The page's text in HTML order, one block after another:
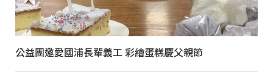
公益團邀愛國浦長輩義工 彩繪蛋糕慶父親節